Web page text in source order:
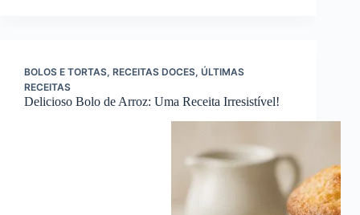
BOLOS E TORTAS, RECEITAS DOCES, ÚLTIMAS
RECEITAS
Delicioso Bolo de Arroz: Uma Receita Irresistível!